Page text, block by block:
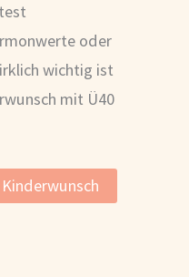
oder
wichtig ist
mit Ü40